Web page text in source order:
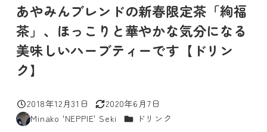
あやみんブレンドの新春限定茶「絢福
茶」、ほっこりと華やかな気分になる
美味しいハーブティーです【ドリン
ク】
投稿日
2018年12月31日
更新日
2020年6月7日
著
Minako 'NEPPIE' Seki カテゴリー
ドリンク